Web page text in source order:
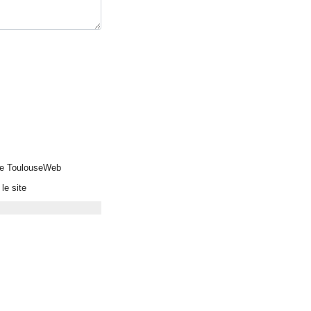
ToulouseWeb
le site